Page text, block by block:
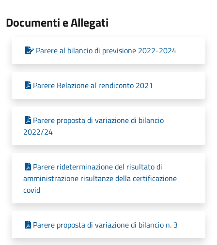
Documenti e Allegati
Parere al bilancio di previsione 2022-2024
Parere Relazione al rendiconto 2021
Parere proposta di variazione di bilancio
2022/24
Parere rideterminazione del risultato di
amministrazione risultanze della certificazione
covid
Parere proposta di variazione di bilancio n. 3